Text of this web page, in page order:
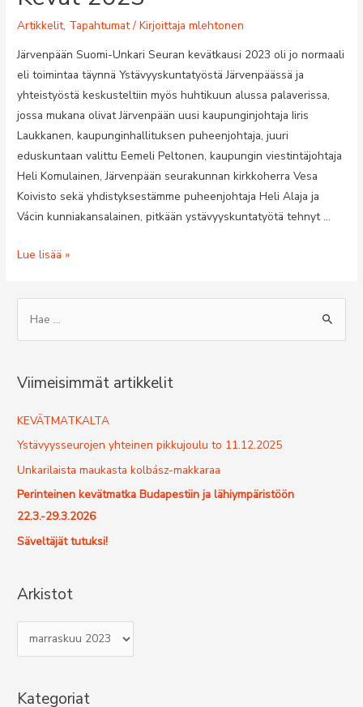
Artikkelit, Tapahtumat/ Kirjoittajamlehtonen
Järvenpään Suomi-Unkari Seuran kevätkausi 2023 oli jo normaali
eli toimintaa täynnä Ystävyyskuntatyöstä Järvenpäässä ja
yhteistyöstä keskusteltiin myös huhtikuun alussa palaverissa,
jossa mukana olivat Järvenpään uusi kaupunginjohtaja Iiris
Laukkanen, kaupunginhallituksen puheenjohtaja, juuri
eduskuntaan valittu Eemeli Peltonen, kaupungin viestintäjohtaja
Heli Komulainen, Järvenpään seurakunnan kirkkoherra Vesa
Koivisto sekä yhdistyksestämme puheenjohtaja Heli Alaja ja
Vácin kunniakansalainen, pitkään ystävyyskuntatyötä tehnyt …
Kevät
Lue lisää »
r
h
f
Viimeisimmät artikkelit
KEVÄTMATKALTA
Ystävyysseurojen yhteinen pikkujoulu to 11.12.2025
Unkarilaista maukasta kolbász-makkaraa
Perinteinen kevätmatka Budapestiin ja lähiympäristöön
22.3.-29.3.2026
Säveltäjät tutuksi!
Arkistot
r
iKategoriat